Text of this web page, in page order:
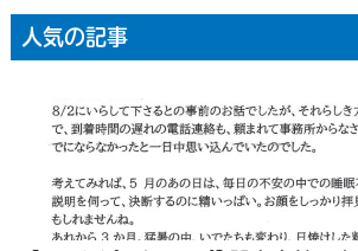
人気の記事